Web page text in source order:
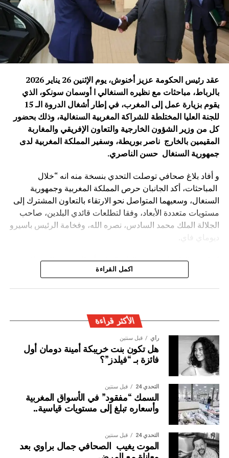
الشعوب الإفريقية والصينية وتساهم في تحقيق التنمية المشتركة
والسلام والاستقرار على المستوى الدولي.
ويأتي هذا اللقاء في وقت تشهد فيه العلاقات الصينية الإفريقية
زخماً متزايداً، مدفوعاً برؤية مشتركة تقوم على التعاون
والتضامن وتحقيق المصالح المتبادلة، بما يعزز مكانة هذه
الشراكة كإحدى أهم العلاقات الدولية في القرن الحادي
والعشرين.
محمد نبيل – بكين
الصورة: منتدى التعاون الصيني-الإفريقي، بكين — المصدر: ويكيميديا كومنز
(رخصة CC BY-SA 4.0).
عقد رئيس الحكومة عزيز أخنوش، يوم الإثنين 26 يناير 2026
بالرباط، مباحثات مع نظيره ‏السنغالي ا أوسمان ‏سونكو، الذي
يقوم بزيارة عمل إلى المغرب، في إطار أشغال الدروة الـ 15
للجنة العليا المختلطة للشراكة المغربية السنغالية، وذلك بحضور
كل من وزير الشؤون الخارجية والتعاون الإفريقي والمغاربة
المقيمين بالخارج ناصر بوريطة، وسفير المملكة المغربية لدى
جمهورية السنغال حسن الناصري.
و أفاد بلاغ صحافي توصلت التحدي بنسخة منه انه “خلال
المباحثات، أكد الجانبان حرص المملكة المغربية وجمهورية
السنغال، وسعيهما المتواصل نحو الارتقاء بالتعاون المشترك إلى
مستويات متعددة الأبعاد، وفقا لتطلعات قائدي البلدين، صاحب
الجلالة الملك محمد السادس، نصره الله، وفخامة الرئيس باسيرو
كما شدد الطرفان يضيف البلاغ ” على أن المغرب والسنغال
سيظلان وفيّين لروح الأخوة والتضامن والاحترام التي كرسها كل
اكمل القراءة
الأكثر قراءة
رأي قبل سنتين
هل تكون بنت خريبكة أمينة دومان أول
فائزة بـ “فيلدز”؟
التحدي 24 قبل سنتين
السمك “مفقود” في الأسواق المغربية
وأسعاره تبلغ إلى مستويات قياسية..
التحدي 24 قبل سنتين
الموت يغيب الصحافي جمال براوي بعد